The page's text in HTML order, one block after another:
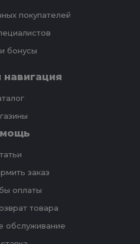
покупателей
бонусы
заказ
оплаты
товара
обслуживание